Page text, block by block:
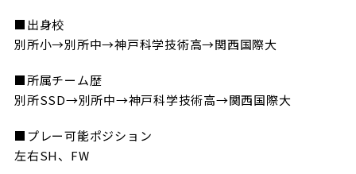
■出身校
別所小→別所中→神戸科学技術高→関西国際大
■所属チーム歴
別所SSD→別所中→神戸科学技術高→関西国際大
■プレー可能ポジション
左右SH、FW